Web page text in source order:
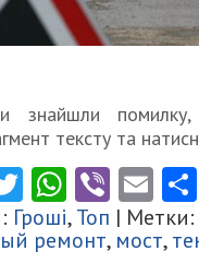
знайшли
тексту та
TwitterViber
Гроші,Топ | Метки:
ремонт, мост,